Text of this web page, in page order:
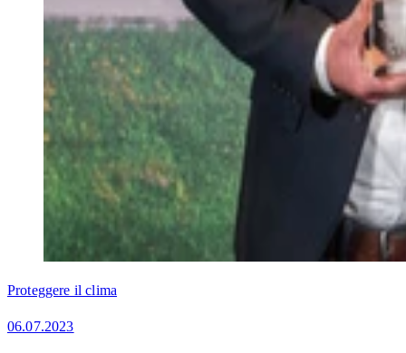
Proteggere il clima
06.07.2023